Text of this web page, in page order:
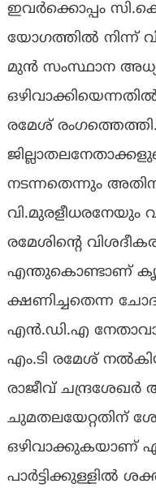
ഇവർക്കൊപ്പം
യോഗത്തിൽ നിന്ന്
മുൻ സംസ്ഥാന
രമേശ് രംഗത്തെത്തി.
നടന്നതെന്നും
വി.മുരളീധരനേയും
രമേശിന്റെ
എന്തുകൊണ്ടാണ്
ക്ഷണിച്ചതെന്ന
എൻ.ഡി.എ
എം.ടി രമേശ്
രാജീവ് ചന്ദ്രശേഖർ
ചുമതലയേറ്റതിന്
ഒഴിവാക്കുകയാണ്
പാർട്ടിക്കുള്ളിൽ